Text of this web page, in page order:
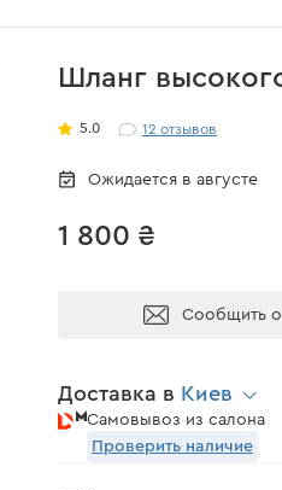
Шланг
5.0 12отзывов
Ожидается в августе
1 800 ₴
Сообщить о
Доставка в Киев
Самовывоз из салона
Проверить наличие